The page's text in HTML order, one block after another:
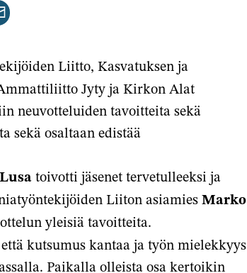
Liitto, Kasvatuksen ja
Jyty ja Kirkon Alat
neuvotteluiden tavoitteita sekä
sekä osaltaan edistää
toivotti jäsenet tervetulleeksi ja
Liiton asiamiesMarko
yleisiä tavoitteita.
kutsumus kantaa ja työn mielekkyys
Paikalla olleista osa kertoikin